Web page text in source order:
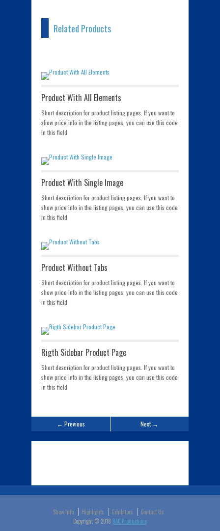
Related Products
Product With All Elements
Short description for product listing pages. If you want to
show price info in the listing pages, you can use this code
in this field
Product With Single Image
Short description for product listing pages. If you want to
show price info in the listing pages, you can use this code
in this field
Product Without Tabs
Short description for product listing pages. If you want to
show price info in the listing pages, you can use this code
in this field
Rigth Sidebar Product Page
Short description for product listing pages. If you want to
show price info in the listing pages, you can use this code
in this field
← Previous Next →
Show Info Highlights Exhibitors
Contact Us
Copyright © 2018 BAC Productions